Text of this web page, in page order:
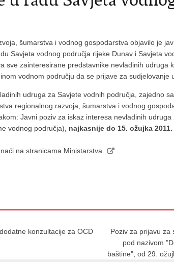
šumarstva i vodnog gospodarstva objavilo je
Savjeta vodnog područja rijeke Dunav i Savjeta
sve zainteresirane predstavnike nevladinih udruga
vodnom području da se prijave za sudjelovanje
udruga za Savjete vodnih područja, zajedno
regionalnog razvoja, šumarstva i vodnog
Javni poziv za iskaz interesa nevladinih
vodnog područja), najkasnije do 15. ožujka 2011.
na stranicama Ministarstva.
konzultacije za OCD
Poziv za prijavu za
pod nazivom
baštine", od 29.